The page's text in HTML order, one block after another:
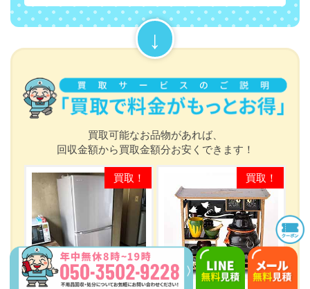
買取可能なお品物があれば、
回収金額から買取金額分お安くできます！